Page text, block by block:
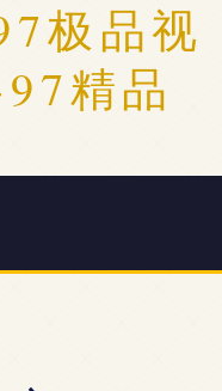
极品视
精品